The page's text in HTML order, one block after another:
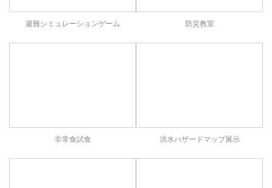
避難シミュレーションゲーム 防災教室
非常食試食 洪水ハザードマップ展示